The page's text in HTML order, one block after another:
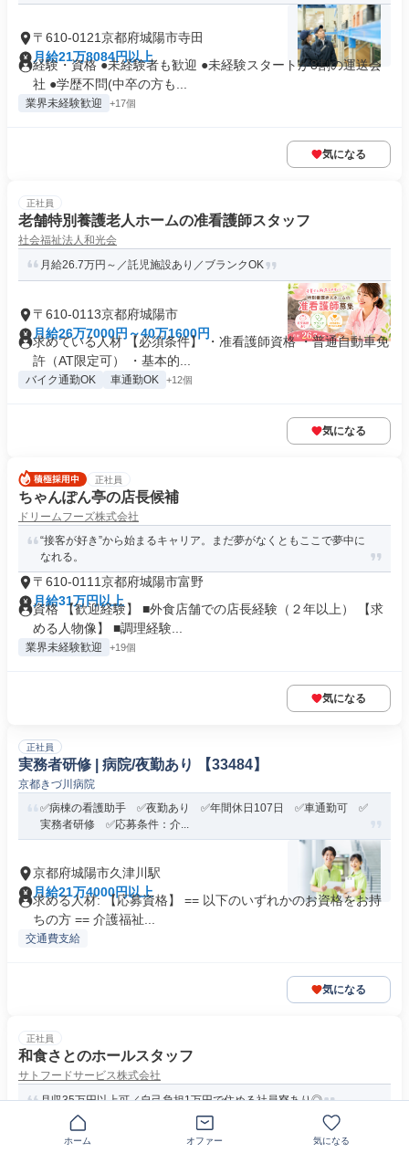
〒610-0121京都府城陽市寺田
月給21万8084円以上
経験・資格 ●未経験者も歓迎 ●未経験スタートが8割の運送会
社 ●学歴不問(中卒の方も...
業界未経験歓迎 +17個
気になる
正社員
老舗特別養護老人ホームの准看護師スタッフ
社会福祉法人和光会
月給26.7万円～／託児施設あり／ブランクOK
〒610-0113京都府城陽市
月給26万7000円～40万1600円
求めている人材 【必須条件】 ・准看護師資格 ・普通自動車免
許（AT限定可） ・基本的...
バイク通勤OK 車通勤OK +12個
気になる
正社員
ちゃんぽん亭の店長候補
ドリームフーズ株式会社
“接客が好き”から始まるキャリア。まだ夢がなくともここで夢中に
なれる。
〒610-0111京都府城陽市富野
月給31万円以上
資格 【歓迎経験】 ■外食店舗での店長経験（２年以上） 【求
める人物像】 ■調理経験...
業界未経験歓迎 +19個
気になる
正社員
実務者研修 | 病院/夜勤あり 【33484】
京都きづ川病院
✅病棟の看護助手 ✅夜勤あり ✅年間休日107日 ✅車通勤可 ✅
実務者研修 ✅応募条件：介...
京都府城陽市久津川駅
月給21万4000円以上
求める人材: 【応募資格】 == 以下のいずれかのお資格をお持
ちの方 == 介護福祉...
交通費支給
気になる
正社員
和食さとのホールスタッフ
サトフードサービス株式会社
月収35万円以上可／自己負担1万円で住める社員寮あり◎
〒610-0102京都府城陽市久世
ホーム オファー 気になる